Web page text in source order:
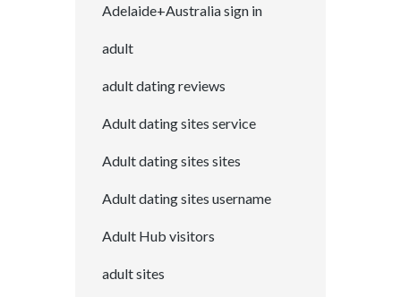
Adelaide+Australia sign in
adult
adult dating reviews
Adult dating sites service
Adult dating sites sites
Adult dating sites username
Adult Hub visitors
adult sites